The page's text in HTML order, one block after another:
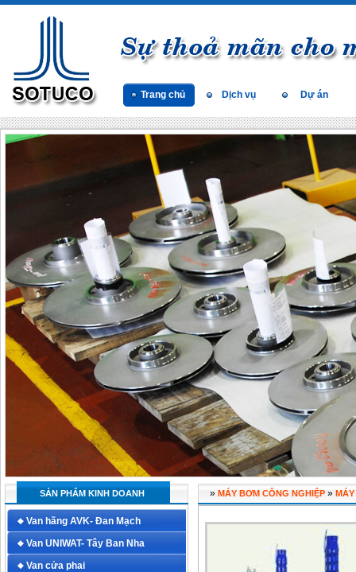
Trang chủ Dịch vụ Dự án
SẢN PHẨM KINH DOANH
Van hãng AVK- Đan Mạch
Van UNIWAT- Tây Ban Nha
Van cửa phai
» MÁY BƠM CÔNG NGHIỆP »